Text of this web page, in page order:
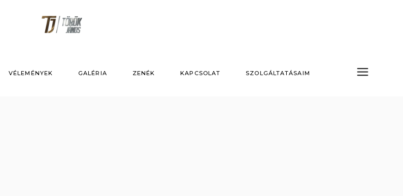
VÉLEMÉNYEK GALÉRIA ZENÉK KAPCSOLAT SZOLGÁLTATÁSAIM